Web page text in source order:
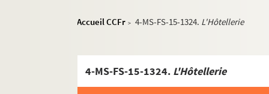
Accueil CCFr > 4-MS-FS-15-1324. L'Hôtellerie
4-MS-FS-15-1324. L'Hôtellerie